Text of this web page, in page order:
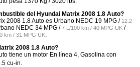
del Hyundai Matrix 2008 1.8 Auto?
2008 1.8 Auto es Urbano NEDC 19 MPG / 12.2
NEDC 34 MPG /7 L/100 km / 40 MPG UK /
km / 31 MPG UK.
2008 1.8 Auto?
tiene un motor En línea 4, Gasolina con
cu-in.